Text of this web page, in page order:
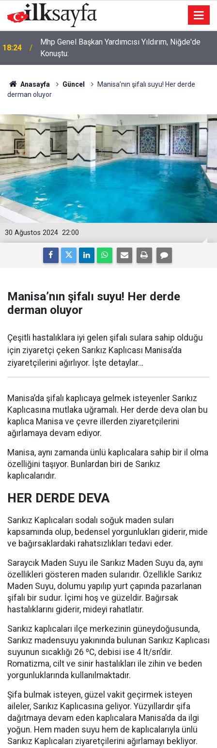
18:24
Mhp Genel Başkan Yardımcısı Yıldırım, Niğde'de
Konuştu:
Anasayfa Güncel
Manisa’nın şifalı suyu! Her derde
derman oluyor
22:00
30 Ağustos 2024
Manisa’nın şifalı suyu! Her derde
derman oluyor
Çeşitli hastalıklara iyi gelen şifalı sulara sahip olduğu
için ziyaretçi çeken Sarıkız Kaplıcası Manisa’da
ziyaretçilerini ağırlıyor. İşte detaylar…
Manisa’da şifalı kaplıcaya gelmek isteyenler Sarıkız
Kaplıcasına mutlaka uğramalı. Her derde deva olan bu
kaplıca Manisa ve çevre illerden ziyaretçilerini
ağırlamaya devam ediyor.
Manisa, aynı zamanda ünlü kaplıcalara sahip bir il olma
özelliğini taşıyor. Bunlardan biri de Sarıkız
kaplıcalarıdır.
HER DERDE DEVA
Sarıkız Kaplıcaları sodalı soğuk maden suları
kapsamında olup, bedensel yorgunlukları giderir, mide
ve bağırsaklardaki rahatsızlıkları tedavi eder.
Saraycık Maden Suyu ile Sarıkız Maden Suyu da, aynı
özellikleri gösteren maden sularıdır. Özellikle Sarıkız
Maden Suyu, dolumu yapılıp yurt çapında pazarlanan
şifalı bir sudur. İçimi hoş ve güzeldir. Bağırsak
hastalıklarını giderir, mideyi rahatlatır.
Sarıkız kaplıcaları ilçe merkezinin güneydoğusunda,
Sarıkız madensuyu yakınında bulunan Sarıkız Kaplıcası
suyunun sıcaklığı 26 ºC, debisi ise 4 lt/sn’dir.
Romatizma, cilt ve sinir hastalıkları ile zihin ve beden
yorgunluklarında kullanılmaktadır.
Şifa bulmak isteyen, güzel vakit geçirmek isteyen
aileler, Sarıkız Kaplıcasına geliyor. Yüzyıllardır şifa
dağıtmaya devam eden kaplıcalara Manisa’da da ilgi
yoğun. Hem maden suyu hem de kaplıcalarıyla ünlü
Sarıkız Kaplıcaları ziyaretçilerini ağırlamayı bekliyor.